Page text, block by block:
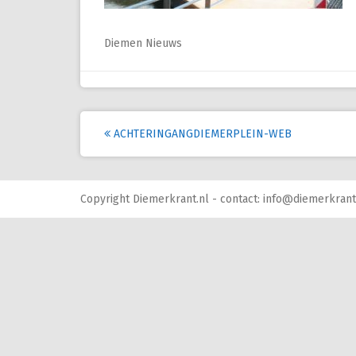
Diemen Nieuws
Post
navigation
ACHTERINGANGDIEMERPLEIN-WEB
Copyright Diemerkrant.nl - contact: